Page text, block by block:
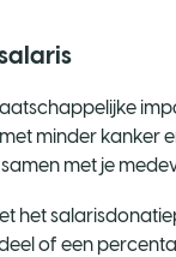
minder kanker
met je
het
of een